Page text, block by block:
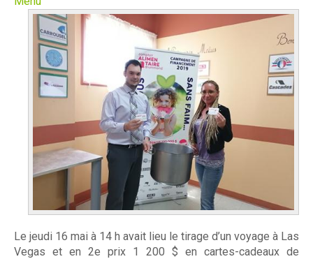
D
À propos
Mission et valeurs
Services
Plateaux de travail
Conseil d'administration
Notre équipe
Le jeudi 16 mai à 14 h avait lieu le tirage d’un voyage à Las
Vegas et en 2e prix 1 200 $ en cartes-cadeaux de